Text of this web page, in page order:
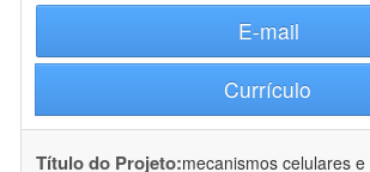
E-mail
Currículo
Título do Projeto:mecanismos celulares